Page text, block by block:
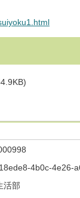
4b0c-4e26-
活部